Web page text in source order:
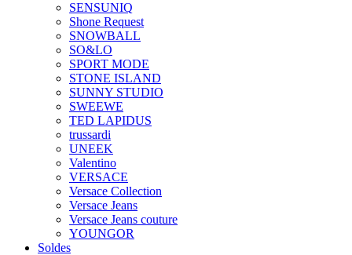
SENSUNIQ
Shone Request
SNOWBALL
SO&LO
SPORT MODE
STONE ISLAND
SUNNY STUDIO
SWEEWE
TED LAPIDUS
trussardi
UNEEK
Valentino
VERSACE
Versace Collection
Versace Jeans
Versace Jeans couture
YOUNGOR
Soldes